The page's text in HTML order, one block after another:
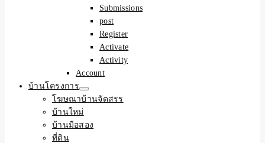
Submissions
post
Register
Activate
Activity
Account
บ้านโครงการ
โฆษณาบ้านจัดสรร
บ้านใหม่
บ้านมือสอง
ที่ดิน